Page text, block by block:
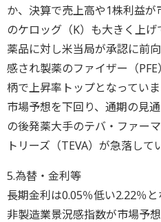
か、決算で売上高や1株利益
のケロッグ（K）も大きく上
薬品に対し米当局が承認に前
感され製薬のファイザー（
柄で上昇率トップとなってい
市場予想を下回り、通期の見
の後発薬大手のテバ・ファー
トリーズ（TEVA）が急落して
5.為替・金利等
長期金利は0.05％低い2.22％
非製造業景況感指数が市場予